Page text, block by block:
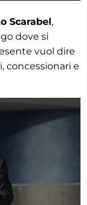
Scarabel,
dove si
vuol dire
concessionari e